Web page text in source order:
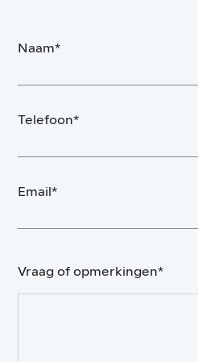
Naam*
Telefoon*
Email*
Vraag of opmerkingen*